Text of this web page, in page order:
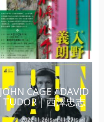
JOHN CAGE / DAVID
TUDOR｜西澤忠志